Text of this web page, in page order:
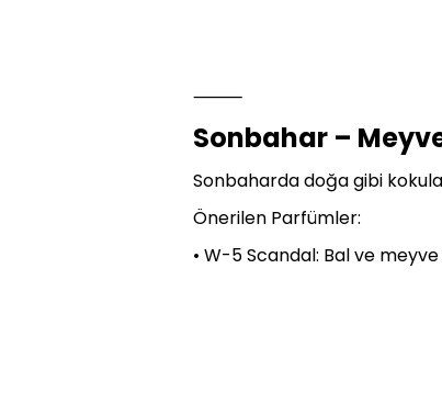
⸻
Sonbahar –
Sonbaharda doğa gibi
Önerilen Parfümler:
• W-5 Scandal: Bal ve